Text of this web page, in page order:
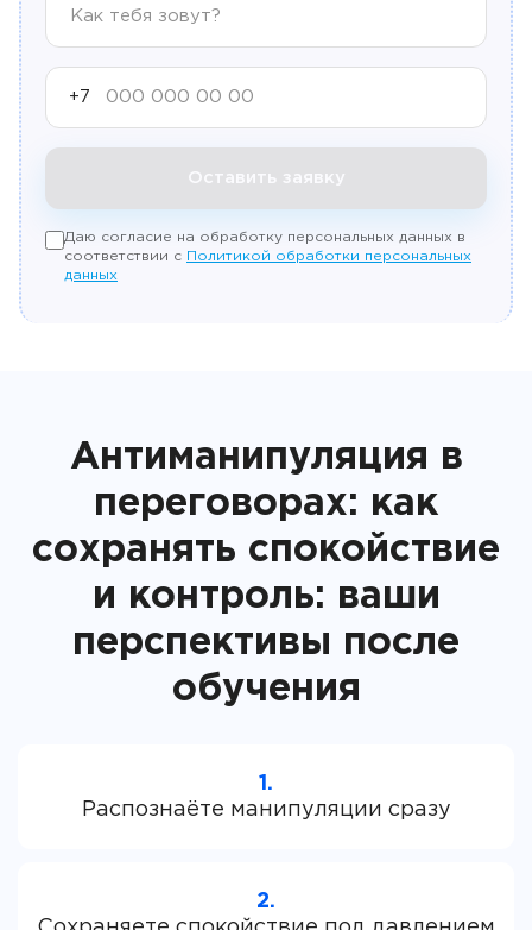
+7
Оставить заявку
Даю согласие на обработку персональных данных в
соответствии с Политикой обработки персональных
данных
Антиманипуляция в
переговорах: как
сохранять спокойствие
и контроль: ваши
перспективы после
обучения
1.
2.